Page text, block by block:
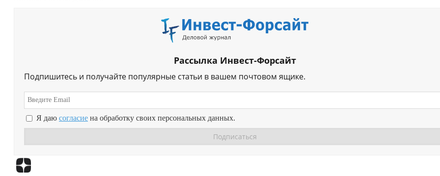
Рассылка Инвест-Форсайт
Подпишитесь и получайте популярные статьи в вашем почтовом ящике.
Я даю согласие на обработку своих персональных данных.